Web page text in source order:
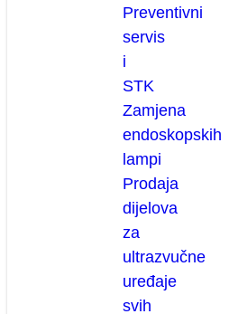
Preventivni
servis
i
STK
Zamjena
endoskopskih
lampi
Prodaja
dijelova
za
ultrazvučne
uređaje
svih